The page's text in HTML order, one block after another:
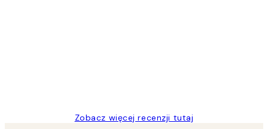
Zobacz więcej recenzji tutaj